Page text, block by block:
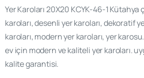
Yer Karoları 20X20 KCYK-46-1 Kütahya
karoları, desenli yer karoları, dekoratif
karoları, modern yer karoları, yer
ev için modern ve kaliteli yer karoları.
kalite garantisi.